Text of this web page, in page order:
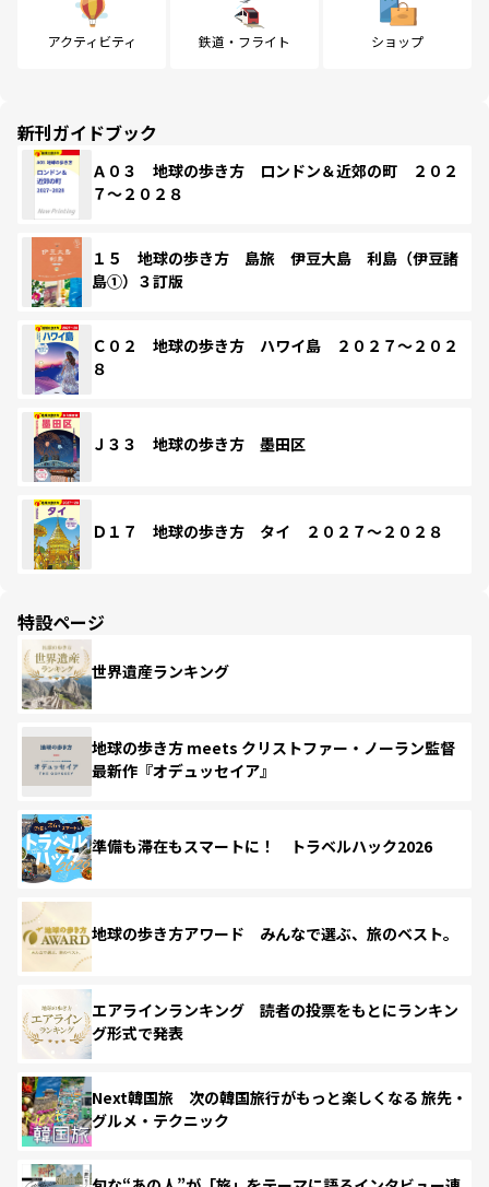
アクティビティ 鉄道・フライト ショップ
新刊ガイドブック
Ａ０３ 地球の歩き方 ロンドン＆近郊の町 ２０２
７～２０２８
１５ 地球の歩き方 島旅 伊豆大島 利島（伊豆諸
島①）３訂版
Ｃ０２ 地球の歩き方 ハワイ島 ２０２７～２０２
８
Ｊ３３ 地球の歩き方 墨田区
Ｄ１７ 地球の歩き方 タイ ２０２７～２０２８
特設ページ
世界遺産ランキング
地球の歩き方 meets クリストファー・ノーラン監督
最新作『オデュッセイア』
準備も滞在もスマートに！ トラベルハック2026
地球の歩き方アワード みんなで選ぶ、旅のベスト。
エアラインランキング 読者の投票をもとにランキン
グ形式で発表
Next韓国旅 次の韓国旅行がもっと楽しくなる 旅先・
グルメ・テクニック